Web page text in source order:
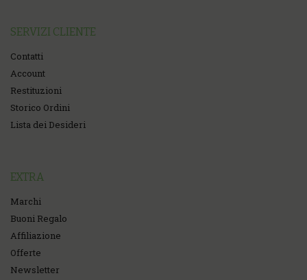
SERVIZI CLIENTE
Contatti
Account
Restituzioni
Storico Ordini
Lista dei Desideri
EXTRA
Marchi
Buoni Regalo
Affiliazione
Offerte
Newsletter